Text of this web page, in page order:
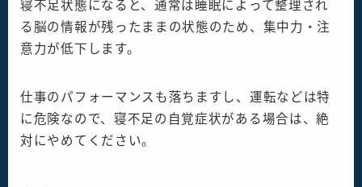
寝不足状態になると、通常は睡眠によって整理され
る脳の情報が残ったままの状態のため、集中力・注
意力が低下します。
仕事のパフォーマンスも落ちますし、運転などは特
に危険なので、寝不足の自覚症状がある場合は、絶
対にやめてください。